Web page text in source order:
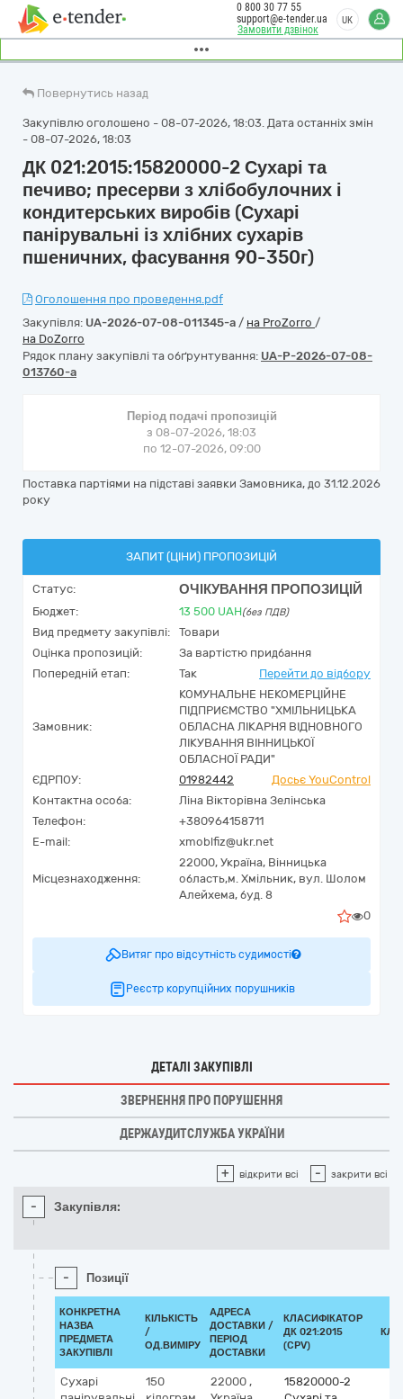
Замовити дзвінок
0 800 30 77 55
support@e-tender.ua
UK
Повернутись назад
Закупівлю оголошено - 08-07-2026, 18:03. Дата останніх змін
- 08-07-2026, 18:03
ДК 021:2015:15820000-2 Сухарі та
печиво; пресерви з хлібобулочних і
кондитерських виробів (Сухарі
панірувальні із хлібних сухарів
пшеничних, фасування 90-350г)
Оголошення про проведення.pdf
Закупівля: UA-2026-07-08-011345-a / на ProZorro /
на DoZorro
Рядок плану закупівлі та обґрунтування: UA-P-2026-07-08-
013760-a
Період подачі пропозицій
з 08-07-2026, 18:03
по 12-07-2026, 09:00
Поставка партіями на підставі заявки Замовника, до 31.12.2026
року
ЗАПИТ (ЦІНИ) ПРОПОЗИЦІЙ
Статус: ОЧІКУВАННЯ ПРОПОЗИЦІЙ
Бюджет: 13 500 UAH(без ПДВ)
Вид предмету закупівлі:
Товари
Оцінка пропозицій:
За вартістю придбання
Попередній етап:
Так Перейти до відбору
Замовник:
КОМУНАЛЬНЕ НЕКОМЕРЦІЙНЕ
ПІДПРИЄМСТВО "ХМІЛЬНИЦЬКА
ОБЛАСНА ЛІКАРНЯ ВІДНОВНОГО
ЛІКУВАННЯ ВІННИЦЬКОЇ
ОБЛАСНОЇ РАДИ"
ЄДРПОУ:
01982442
Досьє YouControl
Контактна особа:
Ліна Вікторівна Зелінська
Телефон:
+380964158711
E-mail:
xmoblfiz@ukr.net
Місцезнаходження:
22000, Україна, Вінницька
область,м. Хмільник, вул. Шолом
Алейхема, буд. 8
0
Витяг про відсутність судимості
Реєстр корупційних порушників
ДЕТАЛІ ЗАКУПІВЛІ
ЗВЕРНЕННЯ ПРО ПОРУШЕННЯ
ДЕРЖАУДИТСЛУЖБА УКРАЇНИ
+ відкрити всі - закрити всі
- Закупівля:
- Позиції
КОНКРЕТНА
НАЗВА
ПРЕДМЕТА
ЗАКУПІВЛІ
КІЛЬКІСТЬ
/
ОД.ВИМІРУ
АДРЕСА
ДОСТАВКИ /
ПЕРІОД
ДОСТАВКИ
КЛАСИФІКАТОР
ДК 021:2015
(CPV)
Сухарі
150
22000 ,
15820000-2